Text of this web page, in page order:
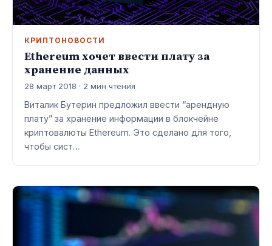
КРИПТОНОВОСТИ
Ethereum хочет ввести плату за
хранение данных
28 март 2018 · 2 мин чтения
Виталик Бутерин предложил ввести “арендную
плату” за хранение информации в блокчейне
криптовалюты Ethereum. Это сделано для того,
чтобы сист…